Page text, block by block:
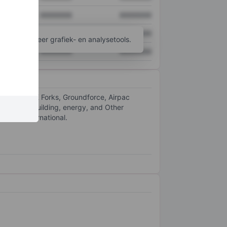
XXXXXXX XXXXXXX
tot meer grafiek- en analysetools.
UK Forks, Groundforce, Airpac
housebuilding, energy, and Other
and International.